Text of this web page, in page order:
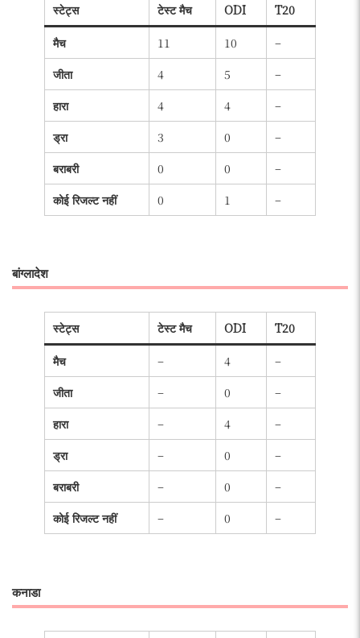
स्टेट्स टेस्ट मैच ODI T20
मैच 11 10
–
जीता
4 5
–
हारा
4 4
–
ड्रा
3 0
–
बराबरी
0 0
–
कोई रिजल्ट नहीं
0 1 –
बांग्लादेश
स्टेट्स टेस्ट मैच ODI T20
मैच – 4
–
जीता
– 0
–
हारा
– 4
–
ड्रा
– 0
–
बराबरी
– 0
–
कोई रिजल्ट नहीं
– 0 –
कनाडा